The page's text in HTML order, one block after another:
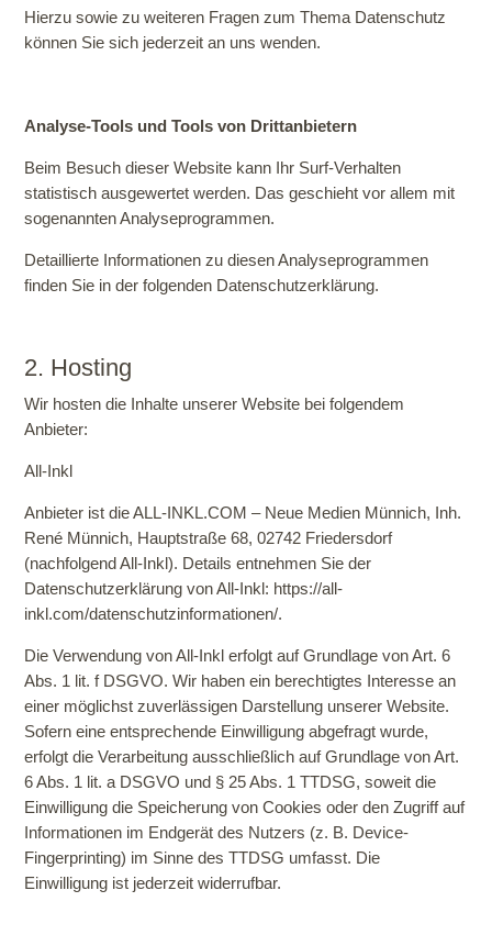
Hierzu sowie zu weiteren Fragen zum Thema Datenschutz
können Sie sich jederzeit an uns wenden.
Analyse-Tools und Tools von Drittanbietern
Beim Besuch dieser Website kann Ihr Surf-Verhalten
statistisch ausgewertet werden. Das geschieht vor allem mit
sogenannten Analyseprogrammen.
Detaillierte Informationen zu diesen Analyseprogrammen
finden Sie in der folgenden Datenschutzerklärung.
2. Hosting
Wir hosten die Inhalte unserer Website bei folgendem
Anbieter:
All-Inkl
Anbieter ist die ALL-INKL.COM – Neue Medien Münnich, Inh.
René Münnich, Hauptstraße 68, 02742 Friedersdorf
(nachfolgend All-Inkl). Details entnehmen Sie der
Datenschutzerklärung von All-Inkl: https://all-
inkl.com/datenschutzinformationen/.
Die Verwendung von All-Inkl erfolgt auf Grundlage von Art. 6
Abs. 1 lit. f DSGVO. Wir haben ein berechtigtes Interesse an
einer möglichst zuverlässigen Darstellung unserer Website.
Sofern eine entsprechende Einwilligung abgefragt wurde,
erfolgt die Verarbeitung ausschließlich auf Grundlage von Art.
6 Abs. 1 lit. a DSGVO und § 25 Abs. 1 TTDSG, soweit die
Einwilligung die Speicherung von Cookies oder den Zugriff auf
Informationen im Endgerät des Nutzers (z. B. Device-
Fingerprinting) im Sinne des TTDSG umfasst. Die
Einwilligung ist jederzeit widerrufbar.